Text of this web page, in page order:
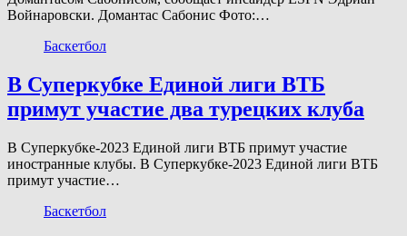
Войнаровски. Домантас Сабонис Фото:…
Баскетбол
В Суперкубке Единой лиги ВТБ
примут участие два турецких клуба
В Суперкубке-2023 Единой лиги ВТБ примут участие
иностранные клубы. В Суперкубке-2023 Единой лиги ВТБ
примут участие…
Баскетбол